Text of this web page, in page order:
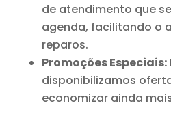
de atendimento que
agenda, facilitando o
reparos.
Promoções Especiais:
disponibilizamos
economizar ainda